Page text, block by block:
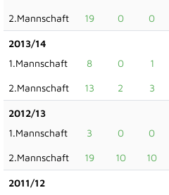
2.Mannschaft 19 0 0
2013/14
1.Mannschaft
8 0 1
2.Mannschaft 13 2 3
2012/13
1.Mannschaft
3 0 0
2.Mannschaft 19 10 10
2011/12